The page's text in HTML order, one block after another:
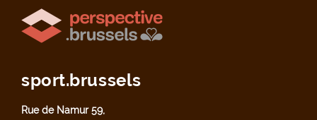
sport.brussels
Rue de Namur 59,